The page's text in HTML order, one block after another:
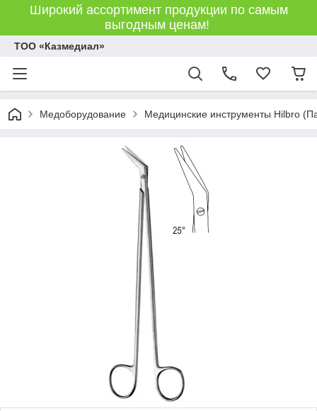
Широкий ассортимент продукции по самым
выгодным ценам!
ТОО «Казмедиал»
Медоборудование Медицинские инструменты Hilbro